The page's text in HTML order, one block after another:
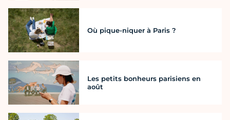
Où pique-niquer à Paris ?
Les petits bonheurs parisiens en
août